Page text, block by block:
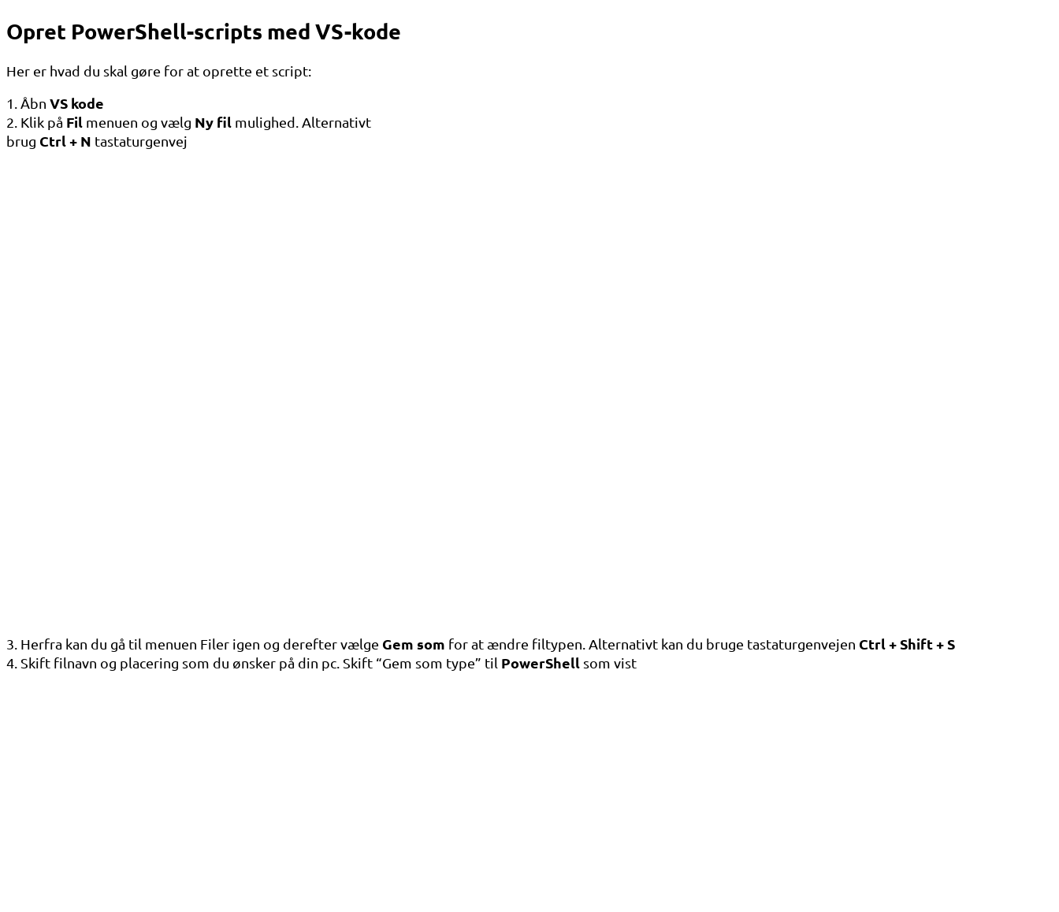
Opret PowerShell-scripts med VS-kode
Her er hvad du skal gøre for at oprette et script:
1. Åbn VS kode
2. Klik på Fil menuen og vælg Ny fil mulighed. Alternativt
brug Ctrl + N tastaturgenvej
3. Herfra kan du gå til menuen Filer igen og derefter vælge Gem som for at ændre filtypen. Alternativt kan du bruge tastaturgenvejen Ctrl + Shift + S
4. Skift filnavn og placering som du ønsker på din pc. Skift “Gem som type” til PowerShell som vist